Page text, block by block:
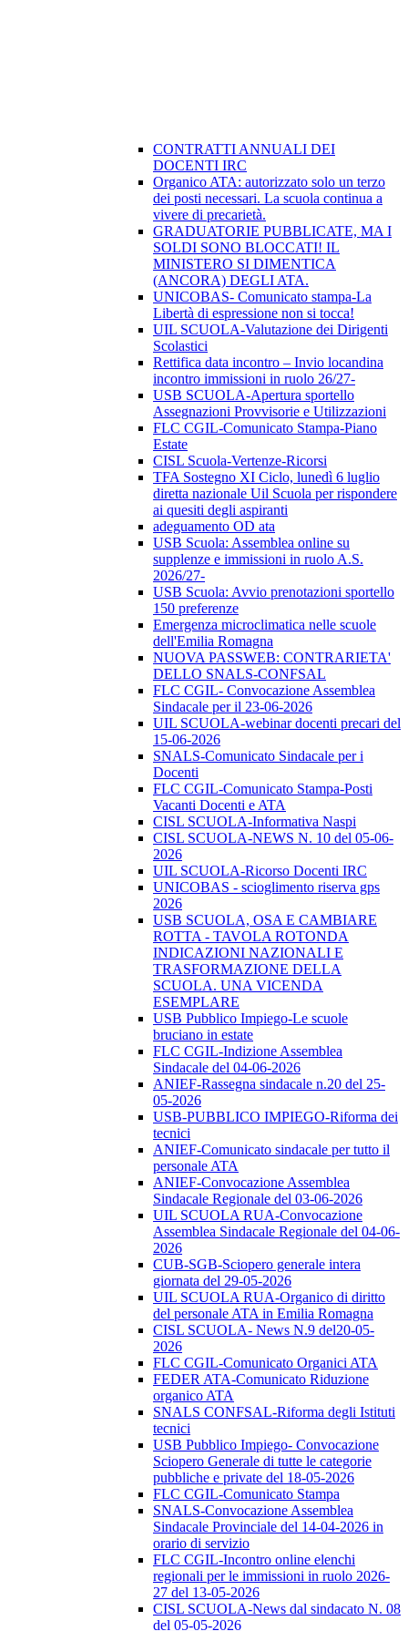
CONTRATTI ANNUALI DEI
DOCENTI IRC
Organico ATA: autorizzato solo un terzo
dei posti necessari. La scuola continua a
vivere di precarietà.
GRADUATORIE PUBBLICATE, MA I
SOLDI SONO BLOCCATI! IL
MINISTERO SI DIMENTICA
(ANCORA) DEGLI ATA.
UNICOBAS- Comunicato stampa-La
Libertà di espressione non si tocca!
UIL SCUOLA-Valutazione dei Dirigenti
Scolastici
Rettifica data incontro – Invio locandina
incontro immissioni in ruolo 26/27-
USB SCUOLA-Apertura sportello
Assegnazioni Provvisorie e Utilizzazioni
FLC CGIL-Comunicato Stampa-Piano
Estate
CISL Scuola-Vertenze-Ricorsi
TFA Sostegno XI Ciclo, lunedì 6 luglio
diretta nazionale Uil Scuola per rispondere
ai quesiti degli aspiranti
adeguamento OD ata
USB Scuola: Assemblea online su
supplenze e immissioni in ruolo A.S.
2026/27-
USB Scuola: Avvio prenotazioni sportello
150 preferenze
Emergenza microclimatica nelle scuole
dell'Emilia Romagna
NUOVA PASSWEB: CONTRARIETA'
DELLO SNALS-CONFSAL
FLC CGIL- Convocazione Assemblea
Sindacale per il 23-06-2026
UIL SCUOLA-webinar docenti precari del
15-06-2026
SNALS-Comunicato Sindacale per i
Docenti
FLC CGIL-Comunicato Stampa-Posti
Vacanti Docenti e ATA
CISL SCUOLA-Informativa Naspi
CISL SCUOLA-NEWS N. 10 del 05-06-
2026
UIL SCUOLA-Ricorso Docenti IRC
UNICOBAS - scioglimento riserva gps
2026
USB SCUOLA, OSA E CAMBIARE
ROTTA - TAVOLA ROTONDA
INDICAZIONI NAZIONALI E
TRASFORMAZIONE DELLA
SCUOLA. UNA VICENDA
ESEMPLARE
USB Pubblico Impiego-Le scuole
bruciano in estate
FLC CGIL-Indizione Assemblea
Sindacale del 04-06-2026
ANIEF-Rassegna sindacale n.20 del 25-
05-2026
USB-PUBBLICO IMPIEGO-Riforma dei
tecnici
ANIEF-Comunicato sindacale per tutto il
personale ATA
ANIEF-Convocazione Assemblea
Sindacale Regionale del 03-06-2026
UIL SCUOLA RUA-Convocazione
Assemblea Sindacale Regionale del 04-06-
2026
CUB-SGB-Sciopero generale intera
giornata del 29-05-2026
UIL SCUOLA RUA-Organico di diritto
del personale ATA in Emilia Romagna
CISL SCUOLA- News N.9 del20-05-
2026
FLC CGIL-Comunicato Organici ATA
FEDER ATA-Comunicato Riduzione
organico ATA
SNALS CONFSAL-Riforma degli Istituti
tecnici
USB Pubblico Impiego- Convocazione
Sciopero Generale di tutte le categorie
pubbliche e private del 18-05-2026
FLC CGIL-Comunicato Stampa
SNALS-Convocazione Assemblea
Sindacale Provinciale del 14-04-2026 in
orario di servizio
FLC CGIL-Incontro online elenchi
regionali per le immissioni in ruolo 2026-
27 del 13-05-2026
CISL SCUOLA-News dal sindacato N. 08
del 05-05-2026